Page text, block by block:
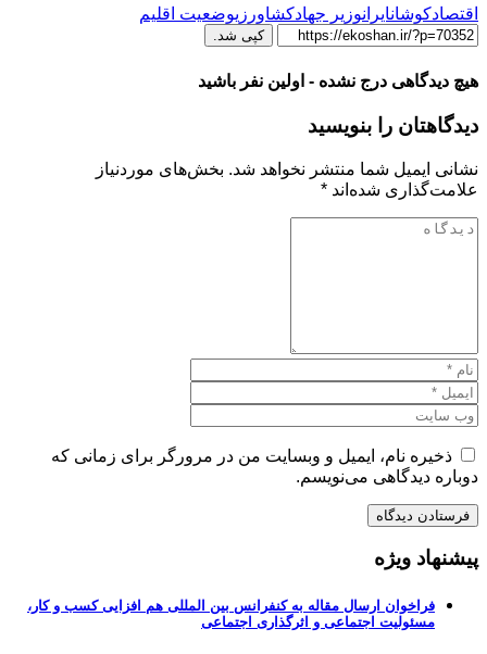
اقتصادکوشانایرانوزیر جهادکشاورزیوضعیت اقلیم
کپی شد.
هیچ دیدگاهی درج نشده - اولین نفر باشید
دیدگاهتان را بنویسید
نشانی ایمیل شما منتشر نخواهد شد. بخش‌های موردنیاز
علامت‌گذاری شده‌اند *
ذخیره نام، ایمیل و وبسایت من در مرورگر برای زمانی که
دوباره دیدگاهی می‌نویسم.
پیشنهاد ویژه
فراخوان ارسال مقاله به کنفرانس بین المللی هم افزایی کسب و کار،
مسئولیت اجتماعی و اثرگذاری اجتماعی